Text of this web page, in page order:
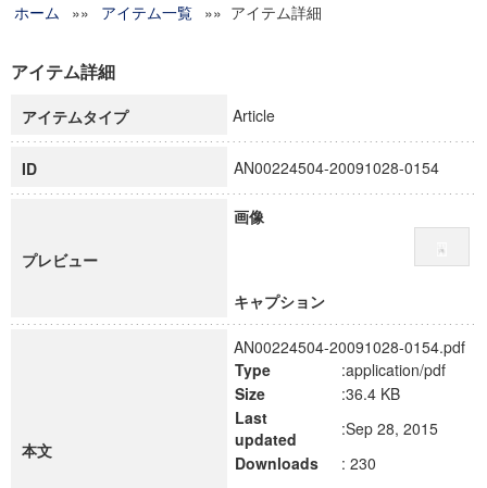
グローバルリサーチインスティテュート
科学研究費補助金研究成果報告書
慶應義塾大学グローバルCOEプログラム市民社会ガバナンス
慶應義塾大学グローバルCOEプログラム論理と感性の先端的
博士課程教育リーディングプログラム「超成熟社会発展のサ
学術雑誌掲載論文等(8)
ホーム »» アイテム一覧 »» アイテム詳細
アイテム詳細
アイテムタイプ Article
ID AN00224504-20091028-0154
プレビュー
画像
キャプション
本文
AN00224504-20091028-0154.pdf
Type
:application/pdf
Size
:36.4 KB
Last
updated
:Sep 28, 2015
Downloads
: 230